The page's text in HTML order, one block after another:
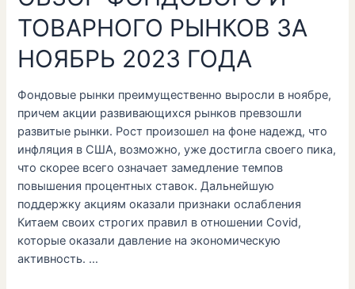
ТОВАРНОГО РЫНКОВ ЗА
НОЯБРЬ 2023 ГОДА
Фондовые рынки преимущественно выросли в ноябре,
причем акции развивающихся рынков превзошли
развитые рынки. Рост произошел на фоне надежд, что
инфляция в США, возможно, уже достигла своего пика,
что скорее всего означает замедление темпов
повышения процентных ставок. Дальнейшую
поддержку акциям оказали признаки ослабления
Китаем своих строгих правил в отношении Covid,
которые оказали давление на экономическую
активность. …